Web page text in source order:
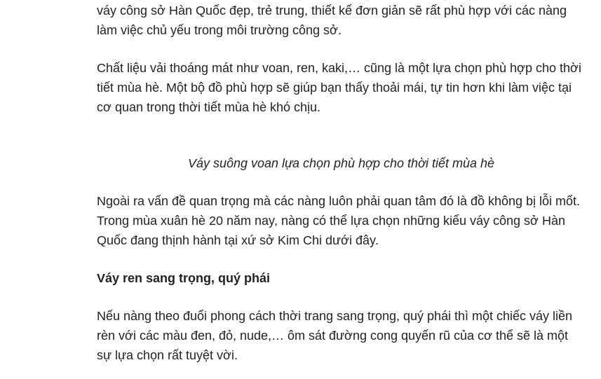
váy công sở Hàn Quốc đẹp, trẻ trung, thiết kế đơn giản sẽ rất phù hợp với các nàng
làm việc chủ yếu trong môi trường công sở.
Chất liệu vải thoáng mát như voan, ren, kaki,… cũng là một lựa chọn phù hợp cho thời
tiết mùa hè. Một bộ đồ phù hợp sẽ giúp bạn thấy thoải mái, tự tin hơn khi làm việc tại
cơ quan trong thời tiết mùa hè khó chịu.
Váy suông voan lựa chọn phù hợp cho thời tiết mùa hè
Ngoài ra vấn đề quan trọng mà các nàng luôn phải quan tâm đó là đồ không bị lỗi mốt.
Trong mùa xuân hè 20 năm nay, nàng có thể lựa chọn những kiểu váy công sở Hàn
Quốc đang thịnh hành tại xứ sở Kim Chi dưới đây.
Váy ren sang trọng, quý phái
Nếu nàng theo đuổi phong cách thời trang sang trọng, quý phái thì một chiếc váy liền
rèn với các màu đen, đỏ, nude,… ôm sát đường cong quyến rũ của cơ thể sẽ là một
sự lựa chọn rất tuyệt vời.